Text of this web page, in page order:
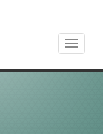
Toggle